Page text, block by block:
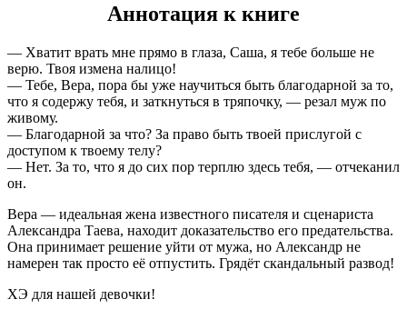
Аннотация к книге
— Хватит врать мне прямо в глаза, Саша, я тебе больше не
верю. Твоя измена налицо!
— Тебе, Вера, пора бы уже научиться быть благодарной за то,
что я содержу тебя, и заткнуться в тряпочку, — резал муж по
живому.
— Благодарной за что? За право быть твоей прислугой с
доступом к твоему телу?
— Нет. За то, что я до сих пор терплю здесь тебя, — отчеканил
он.
Вера — идеальная жена известного писателя и сценариста
Александра Таева, находит доказательство его предательства.
Она принимает решение уйти от мужа, но Александр не
намерен так просто её отпустить. Грядёт скандальный развод!
ХЭ для нашей девочки!